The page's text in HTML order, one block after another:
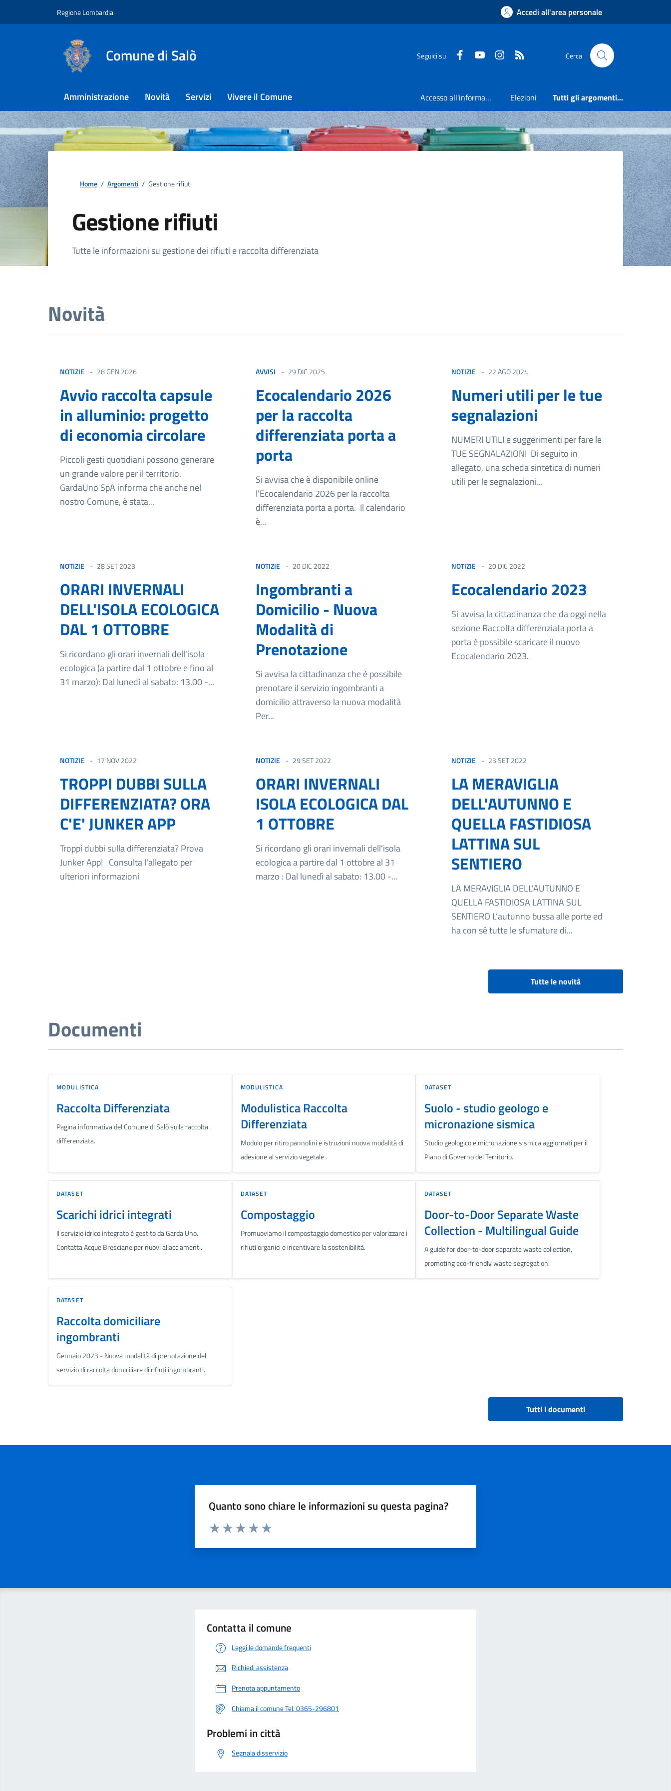
Regione Lombardia Accedi all'area personale
Comune di Salò Seguici su FaceboookYoutubeInstagram Cerca
Amministrazione Novità Servizi Vivere il Comune Accesso all'informazione Elezioni Tutti gli argomenti...
Home / Argomenti / Gestione rifiuti
Gestione rifiuti
Dettagli della notizia
Tutte le informazioni su gestione dei rifiuti e raccolta differenziata
Novità
NOTIZIE 28 GEN 2026
Avvio raccolta capsule
in alluminio: progetto
di economia circolare
Piccoli gesti quotidiani possono generare
un grande valore per il territorio.
GardaUno SpA informa che anche nel
nostro Comune, è stata...
AVVISI 29 DIC 2025
Ecocalendario 2026
per la raccolta
differenziata porta a
porta
Si avvisa che è disponibile online
l'Ecocalendario 2026 per la raccolta
differenziata porta a porta. Il calendario
è...
NOTIZIE 22 AGO 2024
Numeri utili per le tue
segnalazioni
NUMERI UTILI e suggerimenti per fare le
TUE SEGNALAZIONI Di seguito in
allegato, una scheda sintetica di numeri
utili per le segnalazioni...
NOTIZIE 28 SET 2023
ORARI INVERNALI
DELL'ISOLA ECOLOGICA
DAL 1 OTTOBRE
Si ricordano gli orari invernali dell'isola
ecologica (a partire dal 1 ottobre e fino al
31 marzo): Dal lunedì al sabato: 13.00 -...
NOTIZIE 20 DIC 2022
Ingombranti a
Domicilio - Nuova
Modalità di
Prenotazione
Si avvisa la cittadinanza che è possibile
prenotare il servizio ingombranti a
domicilio attraverso la nuova modalità
Per...
NOTIZIE 20 DIC 2022
Ecocalendario 2023
Si avvisa la cittadinanza che da oggi nella
sezione Raccolta differenziata porta a
porta è possibile scaricare il nuovo
Ecocalendario 2023.
NOTIZIE 17 NOV 2022
TROPPI DUBBI SULLA
DIFFERENZIATA? ORA
C'E' JUNKER APP
Troppi dubbi sulla differenziata? Prova
Junker App! Consulta l'allegato per
ulteriori informazioni
NOTIZIE 29 SET 2022
ORARI INVERNALI
ISOLA ECOLOGICA DAL
1 OTTOBRE
Si ricordano gli orari invernali dell'isola
ecologica a partire dal 1 ottobre al 31
marzo : Dal lunedì al sabato: 13.00 -...
NOTIZIE 23 SET 2022
LA MERAVIGLIA
DELL'AUTUNNO E
QUELLA FASTIDIOSA
LATTINA SUL
SENTIERO
LA MERAVIGLIA DELL'AUTUNNO E
QUELLA FASTIDIOSA LATTINA SUL
SENTIERO L’autunno bussa alle porte ed
ha con sé tutte le sfumature di...
Tutte le novità
Documenti
MODULISTICA
Raccolta Differenziata
Pagina informativa del Comune di Salò sulla raccolta
differenziata.
MODULISTICA
Modulistica Raccolta
Differenziata
Modulo per ritiro pannolini e istruzioni nuova modalità di
adesione al servizio vegetale .
DATASET
Suolo - studio geologo e
micronazione sismica
Studio geologico e micronazione sismica aggiornati per il
Piano di Governo del Territorio.
DATASET
Scarichi idrici integrati
Il servizio idrico integrato è gestito da Garda Uno.
Contatta Acque Bresciane per nuovi allacciamenti.
DATASET
Compostaggio
Promuoviamo il compostaggio domestico per valorizzare i
rifiuti organici e incentivare la sostenibilità.
DATASET
Door-to-Door Separate Waste
Collection - Multilingual Guide
A guide for door-to-door separate waste collection,
promoting eco-friendly waste segregation.
DATASET
Raccolta domiciliare
ingombranti
Gennaio 2023 - Nuova modalità di prenotazione del
servizio di raccolta domiciliare di rifiuti ingombranti.
Tutti i documenti
Quanto sono chiare le informazioni su questa pagina?
Valuta da 1 a 5 stelle la pagina
Contatta il comune
Leggi le domande frequenti
Richiedi assistenza
Prenota appuntamento
Chiama il comune Tel. 0365-296801
Problemi in città
Segnala disservizio